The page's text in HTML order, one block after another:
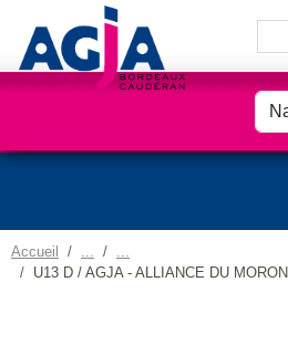
Accueil
U13 D / AGJA - ALLIANCE DU MORON
Panneau de gestion des cookies